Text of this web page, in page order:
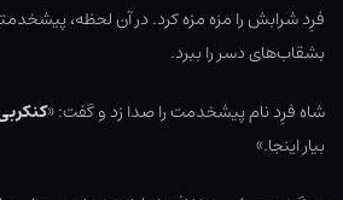
فرِد شرابش را مزه مزه کرد. در آن لحظه،
بشقاب‌های دسر را ببرد.
شاه فرِد نام پیشخدمت را صدا زد و گفت: «
بیار اینجا.»